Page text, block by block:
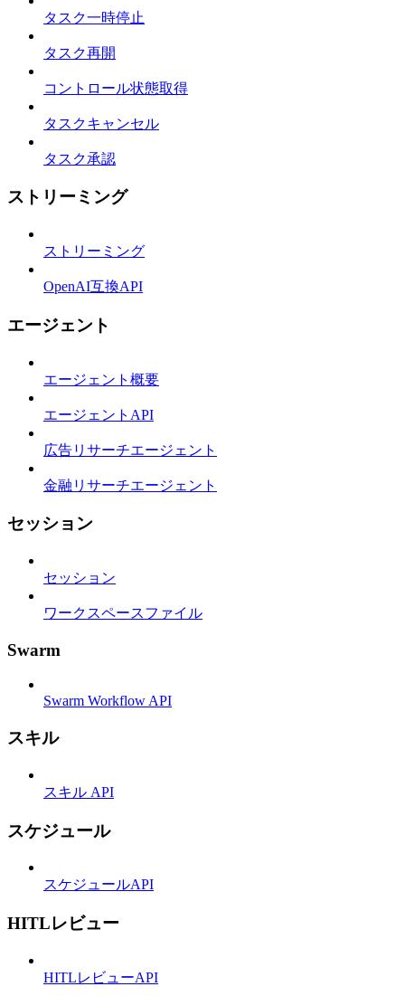
タスク一時停止
タスク再開
コントロール状態取得
タスクキャンセル
タスク承認
ストリーミング
ストリーミング
OpenAI互換API
エージェント
エージェント概要
エージェントAPI
広告リサーチエージェント
金融リサーチエージェント
セッション
セッション
ワークスペースファイル
Swarm
Swarm Workflow API
スキル
スキル API
スケジュール
スケジュールAPI
HITLレビュー
HITLレビューAPI